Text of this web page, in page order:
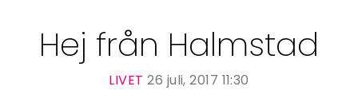
Hej från Halmstad
LIVET 26 juli, 2017 11:30